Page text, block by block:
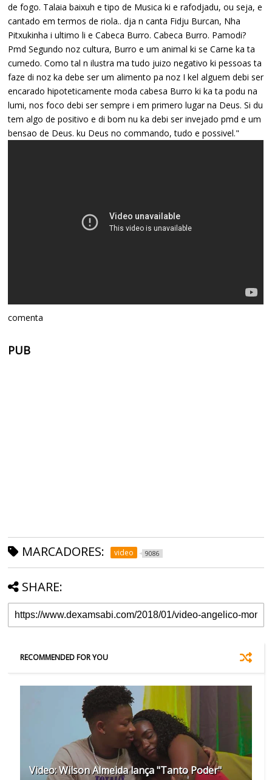
de fogo. Talaia baixuh e tipo de Musica ki e rafodjadu, ou seja, e
cantado em termos de riola.. dja n canta Fidju Burcan, Nha
Pitxukinha i ultimo li e Cabeca Burro. Cabeca Burro. Pamodi?
Pmd Segundo noz cultura, Burro e um animal ki se Carne ka ta
cumedo. Como tal n ilustra ma tudo juizo negativo ki pessoas ta
faze di noz ka debe ser um alimento pa noz I kel alguem debi ser
encarado hipoteticamente moda cabesa Burro ki ka ta podu na
lumi, nos foco debi ser sempre i em primero lugar na Deus. Si du
tem algo de positivo e di bom nu ka debi ser invejado pmd e um
bensao de Deus. ku Deus no commando, tudo e possivel."
comenta
PUB
MARCADORES: video 9086
SHARE:
RECOMMENDED FOR YOU
Video: Wilson Almeida lança "Tanto Poder"